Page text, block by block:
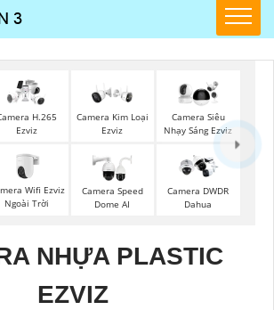
H.265
Ezviz
Camera Kim Loại
Ezviz
Camera Siêu
Nhạy Sáng Ezviz
Wifi Ezviz
Ngoài Trời
Camera Speed
Dome AI
Camera DWDR
Dahua
NHỰA PLASTIC
EZVIZ